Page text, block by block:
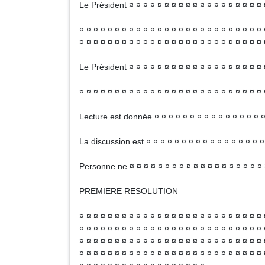
Le Président ¤ ¤ ¤ ¤ ¤ ¤ ¤ ¤ ¤ ¤ ¤ ¤ ¤ ¤ ¤ ¤ ¤ ¤
¤ ¤ ¤ ¤ ¤ ¤ ¤ ¤ ¤ ¤ ¤ ¤ ¤ ¤ ¤ ¤ ¤ ¤ ¤ ¤ ¤ ¤ ¤ ¤ ¤
¤ ¤ ¤ ¤ ¤ ¤ ¤ ¤ ¤ ¤ ¤ ¤ ¤ ¤ ¤ ¤ ¤ ¤ ¤ ¤ ¤ ¤ ¤ ¤ ¤ ¤
Le Président ¤ ¤ ¤ ¤ ¤ ¤ ¤ ¤ ¤ ¤ ¤ ¤ ¤ ¤ ¤ ¤ ¤ ¤
¤ ¤ ¤ ¤ ¤ ¤ ¤ ¤ ¤ ¤ ¤ ¤ ¤ ¤ ¤ ¤ ¤ ¤ ¤ ¤ ¤ ¤ ¤ ¤ ¤
Lecture est donnée ¤ ¤ ¤ ¤ ¤ ¤ ¤ ¤ ¤ ¤ ¤ ¤ ¤ ¤ ¤
La discussion est ¤ ¤ ¤ ¤ ¤ ¤ ¤ ¤ ¤ ¤ ¤ ¤ ¤ ¤ ¤ ¤
Personne ne ¤ ¤ ¤ ¤ ¤ ¤ ¤ ¤ ¤ ¤ ¤ ¤ ¤ ¤ ¤ ¤ ¤ ¤
PREMIERE RESOLUTION
¤ ¤ ¤ ¤ ¤ ¤ ¤ ¤ ¤ ¤ ¤ ¤ ¤ ¤ ¤ ¤ ¤ ¤ ¤ ¤ ¤ ¤ ¤ ¤ ¤
¤ ¤ ¤ ¤ ¤ ¤ ¤ ¤ ¤ ¤ ¤ ¤ ¤ ¤ ¤ ¤ ¤ ¤ ¤ ¤ ¤ ¤ ¤ ¤ ¤
¤ ¤ ¤ ¤ ¤ ¤ ¤ ¤ ¤ ¤ ¤ ¤ ¤ ¤ ¤ ¤ ¤ ¤ ¤ ¤ ¤ ¤ ¤ ¤ ¤
¤ ¤ ¤ ¤ ¤ ¤ ¤ ¤ ¤ ¤ ¤ ¤ ¤ ¤ ¤ ¤ ¤ ¤ ¤ ¤ ¤ ¤ ¤ ¤ ¤